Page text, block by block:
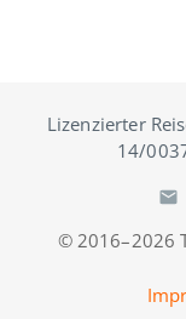
Lizenzierter
14/
© 2016–2026